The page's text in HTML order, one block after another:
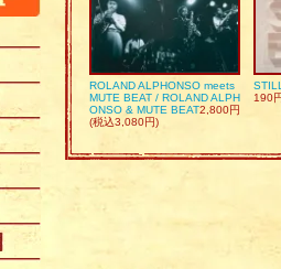
ROLAND ALPHONSO meets
MUTE BEAT / ROLAND ALPH
ONSO & MUTE BEAT2,800円
(税込3,080円)
190